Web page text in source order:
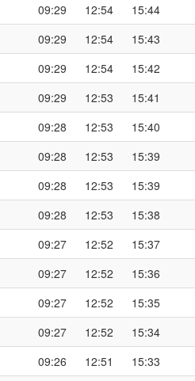
09:29 12:54 15:44
09:29 12:54 15:43
09:29 12:54 15:42
09:29 12:53 15:41
09:28 12:53 15:40
09:28 12:53 15:39
09:28 12:53 15:39
09:28 12:53 15:38
09:27 12:52 15:37
09:27 12:52 15:36
09:27 12:52 15:35
09:27 12:52 15:34
09:26 12:51 15:33